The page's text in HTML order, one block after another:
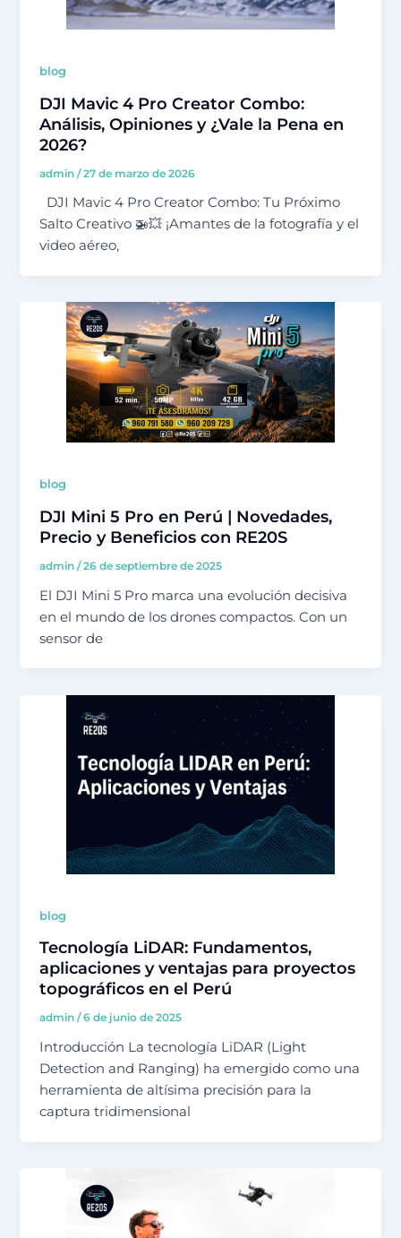
blog
DJI Mavic 4 Pro Creator Combo:
Análisis, Opiniones y ¿Vale la Pena en
2026?
admin/27 de marzo de 2026
DJI Mavic 4 Pro Creator Combo: Tu Próximo
Salto Creativo 🚁💥 ¡Amantes de la fotografía y el
video aéreo,
blog
DJI Mini 5 Pro en Perú | Novedades,
Precio y Beneficios con RE20S
admin/26 de septiembre de 2025
El DJI Mini 5 Pro marca una evolución decisiva
en el mundo de los drones compactos. Con un
sensor de
blog
Tecnología LiDAR: Fundamentos,
aplicaciones y ventajas para proyectos
topográficos en el Perú
admin/6 de junio de 2025
Introducción La tecnología LiDAR (Light
Detection and Ranging) ha emergido como una
herramienta de altísima precisión para la
captura tridimensional